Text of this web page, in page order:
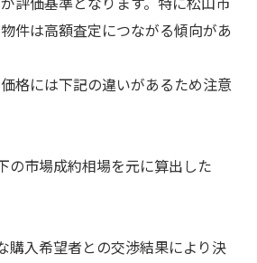
評価基準となります。特に松山市
件は高額査定につながる傾向があ
格には下記の違いがあるため注意
の市場成約相場を元に算出した
購入希望者との交渉結果により決